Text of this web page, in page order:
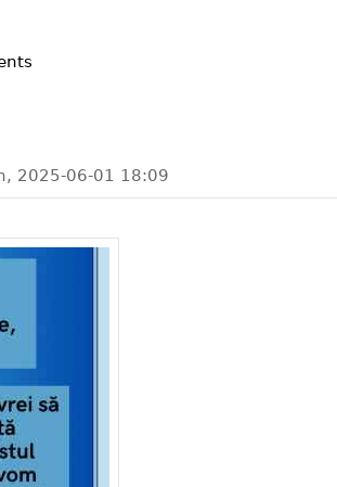
asociația dizabil pentru șanse egale
2025-06-01 18:09